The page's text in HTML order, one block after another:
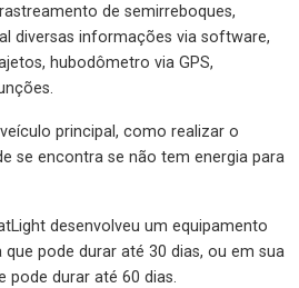
de semirreboques,
diversas informações via software,
hubodômetro via GPS,
principal, como realizar o
se encontra se não tem energia para
desenvolveu um equipamento
pode durar até 30 dias, ou em sua
pode durar até 60 dias.